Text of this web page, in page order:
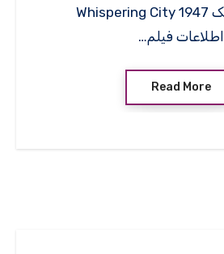
فیلم کلاسیک Whispering City 1947
اطلاعات فیلم…
Read More